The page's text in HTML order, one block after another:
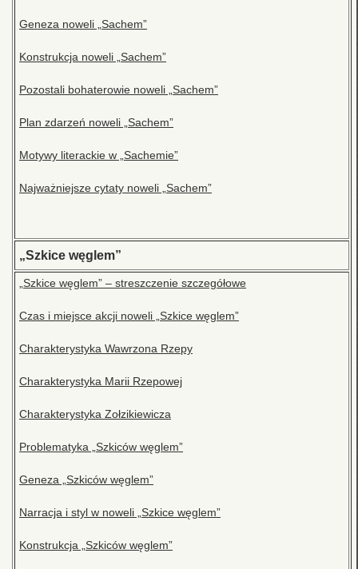
Geneza noweli „Sachem”
Konstrukcja noweli „Sachem”
Pozostali bohaterowie noweli „Sachem”
Plan zdarzeń noweli „Sachem”
Motywy literackie w „Sachemie”
Najważniejsze cytaty noweli „Sachem”
„Szkice węglem”
„Szkice węglem” – streszczenie szczegółowe
Czas i miejsce akcji noweli „Szkice węglem”
Charakterystyka Wawrzona Rzepy
Charakterystyka Marii Rzepowej
Charakterystyka Zołzikiewicza
Problematyka „Szkiców węglem”
Geneza „Szkiców węglem”
Narracja i styl w noweli „Szkice węglem”
Konstrukcja „Szkiców węglem”